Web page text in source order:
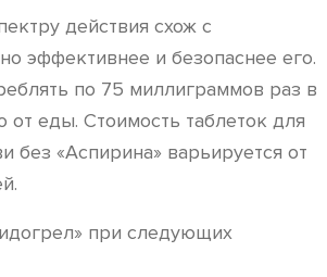
действия схож с
эффективнее и безопаснее его.
по 75 миллиграммов раз в
от еды. Стоимость таблеток для
без «Аспирина» варьируется от
при следующих